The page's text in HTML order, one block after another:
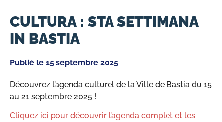
CULTURA : STA SETTIMANA
IN BASTIA
Publié le 15 septembre 2025
Découvrez l’agenda culturel de la Ville de Bastia du 15
au 21 septembre 2025 !
Cliquez ici pour découvrir l’agenda complet et les